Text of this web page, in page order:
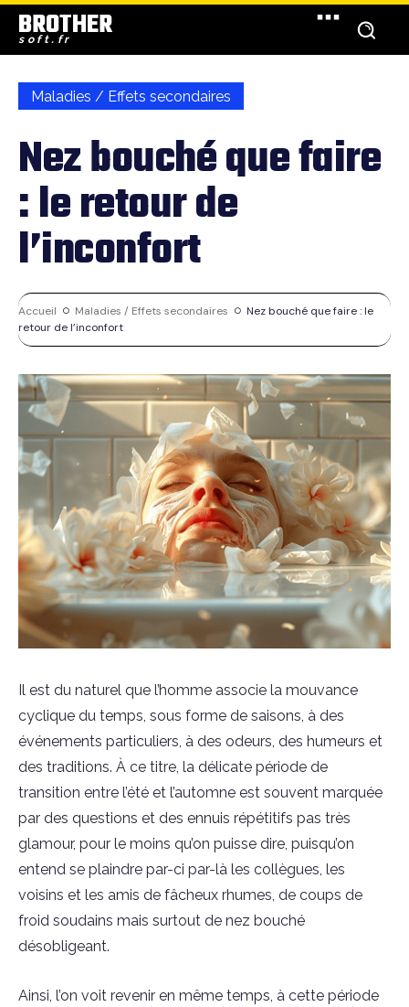
BROTHER
soft.fr
Maladies / Effets secondaires
Nez bouché que faire
: le retour de
l’inconfort
Accueil Maladies / Effets secondaires
Nez bouché que faire : le
retour de l’inconfort
Il est du naturel que l’homme associe la mouvance
cyclique du temps, sous forme de saisons, à des
événements particuliers, à des odeurs, des humeurs et
des traditions. À ce titre, la délicate période de
transition entre l’été et l’automne est souvent marquée
par des questions et des ennuis répétitifs pas très
glamour, pour le moins qu’on puisse dire, puisqu’on
entend se plaindre par-ci par-là les collègues, les
voisins et les amis de fâcheux rhumes, de coups de
froid soudains mais surtout de nez bouché
désobligeant.
Ainsi, l’on voit revenir en même temps, à cette période